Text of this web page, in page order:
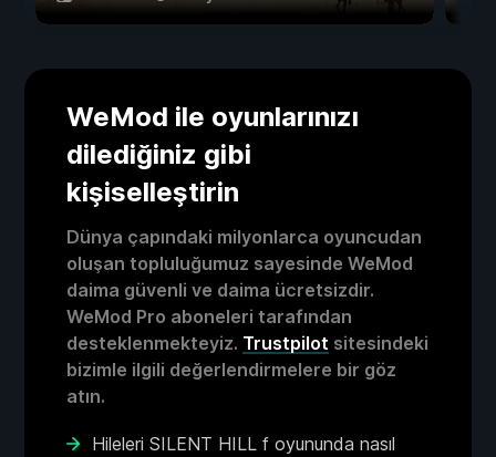
WeMod ile oyunlarınızı
dilediğiniz gibi
kişiselleştirin
Dünya çapındaki milyonlarca oyuncudan
oluşan topluluğumuz sayesinde WeMod
daima güvenli ve daima ücretsizdir.
WeMod Pro aboneleri tarafından
desteklenmekteyiz. Trustpilot sitesindeki
bizimle ilgili değerlendirmelere bir göz
atın.
Hileleri SILENT HILL f oyununda nasıl